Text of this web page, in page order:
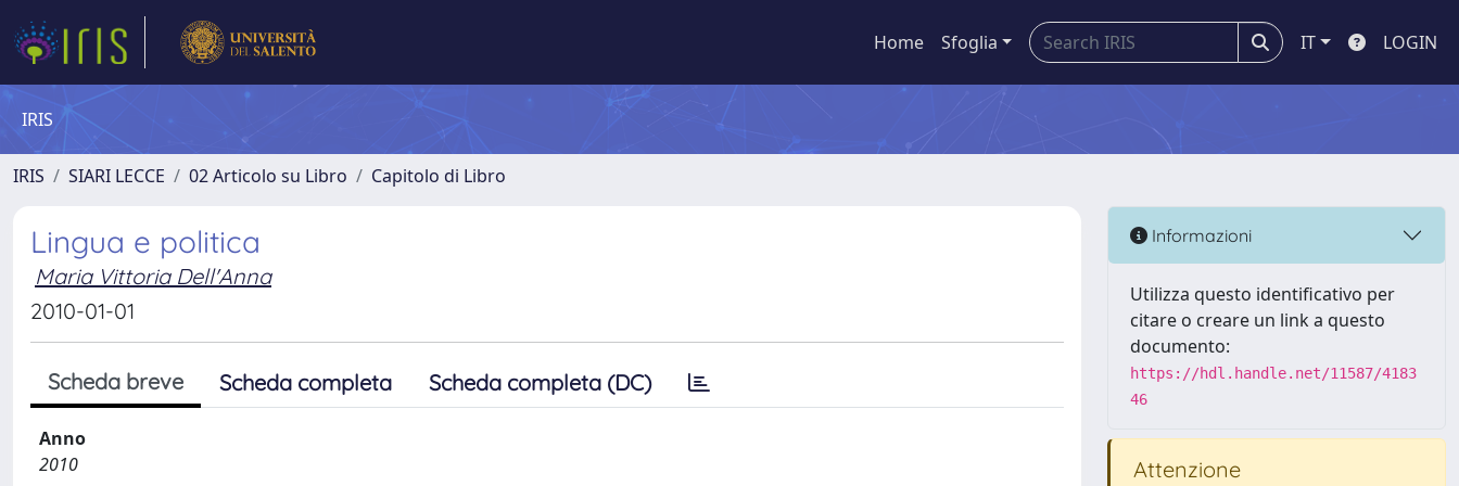
Home Sfoglia IT LOGIN
IRIS
IRIS SIARI LECCE 02 Articolo su Libro Capitolo di Libro
Lingua e politica
Maria Vittoria Dell'Anna
2010-01-01
Scheda breve Scheda completa Scheda completa (DC)
Anno
2010
Informazioni
Utilizza questo identificativo per
citare o creare un link a questo
documento:
https://hdl.handle.net/11587/4183
46
Attenzione